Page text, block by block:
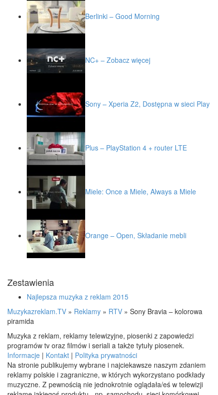
Berlinki – Good Morning
NC+ – Zobacz więcej
Sony – Xperia Z2, Dostępna w sieci Play
Plus – PlayStation 4 + router LTE
Miele: Once a Miele, Always a Miele
Orange – Open, Składanie mebli
Zestawienia
Najlepsza muzyka z reklam 2015
Muzykazreklam.TV » Reklamy » RTV » Sony Bravia – kolorowa
piramida
Muzyka z reklam, reklamy telewizyjne, piosenki z zapowiedzi
programów tv oraz filmów i seriali a także tytuły piosenek.
Informacje | Kontakt | Polityka prywatności
Na stronie publikujemy wybrane i najciekawsze naszym zdaniem
reklamy polskie i zagraniczne, w których wykorzystano podkłady
muzyczne. Z pewnością nie jednokrotnie oglądała/eś w telewizji